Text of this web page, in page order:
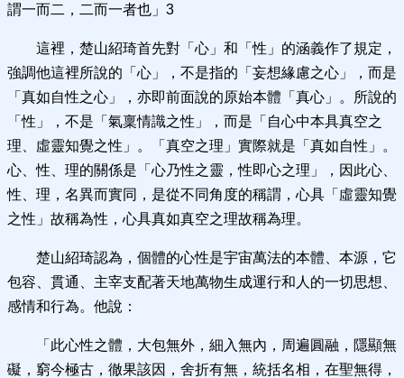
謂一而二，二而一者也」3
這裡，楚山紹琦首先對「心」和「性」的涵義作了規定，
強調他這裡所說的「心」，不是指的「妄想緣慮之心」，而是
「真如自性之心」，亦即前面說的原始本體「真心」。所說的
「性」，不是「氣稟情識之性」，而是「自心中本具真空之
理、虛靈知覺之性」。「真空之理」實際就是「真如自性」。
心、性、理的關係是「心乃性之靈，性即心之理」，因此心、
性、理，名異而實同，是從不同角度的稱謂，心具「虛靈知覺
之性」故稱為性，心具真如真空之理故稱為理。
楚山紹琦認為，個體的心性是宇宙萬法的本體、本源，它
包容、貫通、主宰支配著天地萬物生成運行和人的一切思想、
感情和行為。他說：
「此心性之體，大包無外，細入無內，周遍圓融，隱顯無
礙，窮今極古，徹果該因，舍折有無，統括名相，在聖無得，